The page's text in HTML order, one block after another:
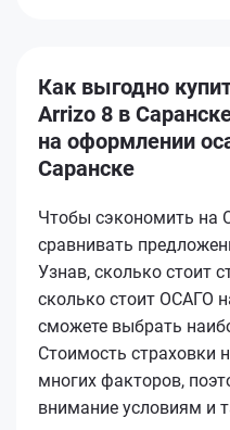
Как выгодно
Arrizo 8 в
на оформлении
Саранске
Чтобы сэкономить на
сравнивать
Узнав, сколько стоит
сколько стоит ОСАГО
сможете выбрать
Стоимость страховки
многих факторов,
внимание условиям и